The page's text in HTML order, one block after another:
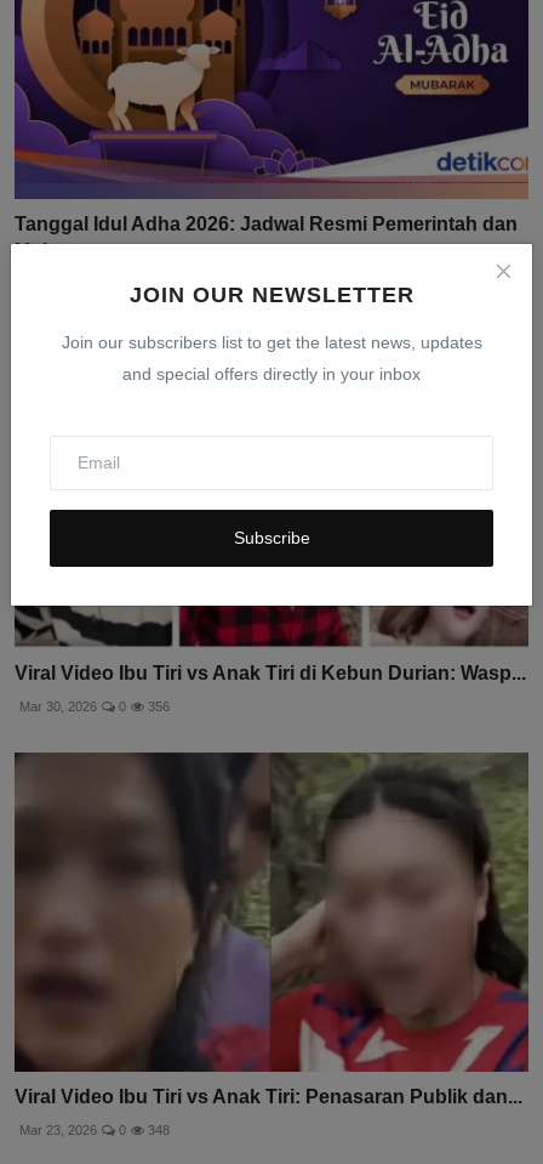
JOIN OUR NEWSLETTER
Join our subscribers list to get the latest news, updates
and special offers directly in your inbox
Subscribe
Tanggal Idul Adha 2026: Jadwal Resmi Pemerintah dan
Muh...
Viral Video Ibu Tiri vs Anak Tiri di Kebun Durian: Wasp...
Mar 30, 2026 0 356
Viral Video Ibu Tiri vs Anak Tiri: Penasaran Publik dan...
Mar 23, 2026 0 348